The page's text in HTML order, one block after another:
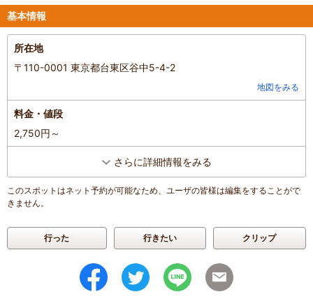
基本情報
所在地
〒110-0001 東京都台東区谷中5-4-2
地図をみる
料金・値段
2,750円～
さらに詳細情報をみる
このスポットはネット予約が可能なため、ユーザの皆様は編集をすることがで
きません。
行った 行きたい クリップ